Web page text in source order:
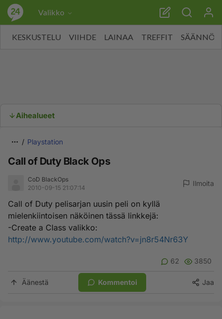
Valikko
KESKUSTELU VIIHDE LAINAA TREFFIT SÄÄNNÖT
Aihealueet
Playstation
Call of Duty Black Ops
CoD BlackOps
2010-09-15 21:07:14
Ilmoita
Call of Duty pelisarjan uusin peli on kyllä
mielenkiintoisen näköinen tässä linkkejä:
-Create a Class valikko:
http://www.youtube.com/watch?v=jn8r54Nr63Y
62 3850
Äänestä Kommentoi Jaa